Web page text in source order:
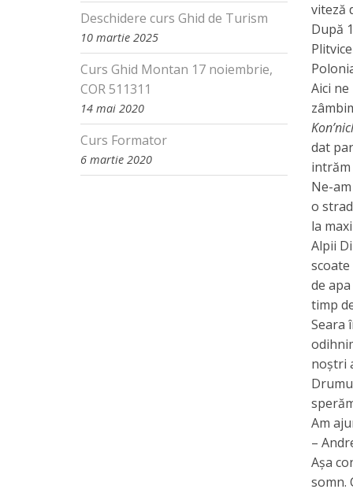
viteză
După
Aici
dat
Ne-
o
la
Alpii
de
timp
Seara
noștri
Am
–
Așa
somn.
Deschidere curs Ghid de Turism
10 martie 2025
Curs Ghid Montan 17 noiembrie,
COR 511311
14 mai 2020
Curs Formator
6 martie 2020